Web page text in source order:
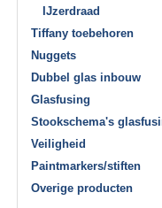
IJzerdraad
Tiffany toebehoren
Nuggets
Dubbel glas inbouw
Glasfusing
Stookschema's
Veiligheid
Paintmarkers/stiften
Overige producten